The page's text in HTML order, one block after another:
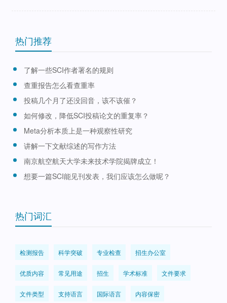
热门推荐
了解一些SCI作者署名的规则
查重报告怎么看查重率
投稿几个月了还没回音，该不该催？
如何修改，降低SCI投稿论文的重复率？
Meta分析本质上是一种观察性研究
讲解一下文献综述的写作方法
南京航空航天大学未来技术学院揭牌成立！
想要一篇SCI能见刊发表，我们应该怎么做呢？
热门词汇
检测报告 科学突破 专业检查 招生办公室
优质内容 常见用途 招生 学术标准 文件要求
文件类型 支持语言 国际语言 内容保密